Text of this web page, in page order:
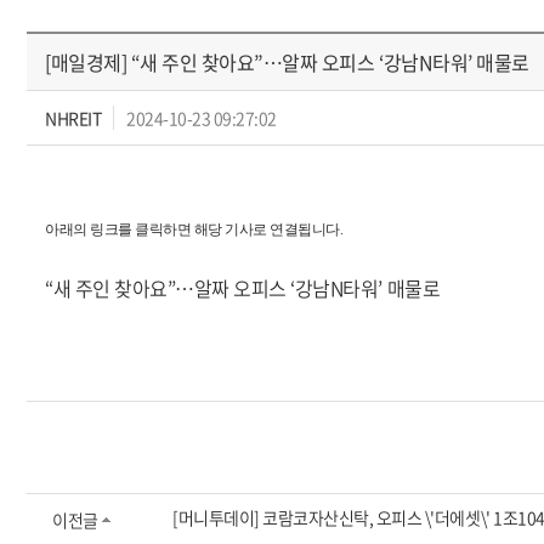
[매일경제] “새 주인 찾아요”…알짜 오피스 ‘강남N타워’ 매물로
NHREIT 2024-10-23 09:27:02
아래의 링크를 클릭하면 해당 기사로 연결됩니다.
“새 주인 찾아요”…알짜 오피스 ‘강남N타워’ 매물로
이전글 [머니투데이] 코람코자산신탁, 오피스 \'더에셋\' 1조